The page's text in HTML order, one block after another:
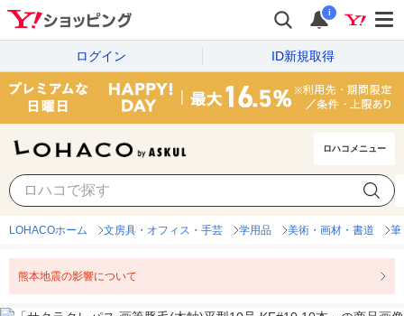
i
ログイン ID新規取得
ロハコメニュー
LOHACOホーム 文房具・オフィス・手芸 学用品 美術・画材・書道 筆
熊本地震の影響について